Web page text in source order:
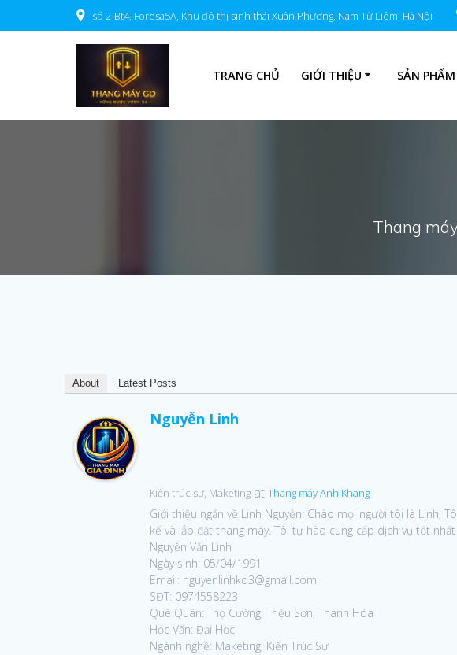
to
số 2-Bt4, Foresa5A, Khu đô thị sinh thái Xuân Phương, Nam Từ Liêm, Hà Nội
TRANG CHỦ GIỚI THIỆU SẢN PHẨM
Thang
About Latest Posts
Nguyễn Linh
Kiến trúc sư, Maketing atThang máy Anh Khang
Giới thiệu ngắn về Linh Nguyễn: Chào mọi người tôi là Linh,
kế và lắp đặt thang máy. Tôi tự hào cung cấp dịch vụ tốt
Nguyễn Văn Linh
Ngày sinh: 05/04/1991
Email: nguyenlinhkd3@gmail.com
SĐT: 0974558223
Quê Quán: Thọ Cường, Triệu Sơn, Thanh Hóa
Học Vấn: Đại Học
Ngành nghề: Maketing, Kiến Trúc Sư